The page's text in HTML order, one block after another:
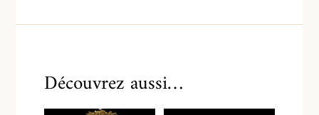
Découvrez aussi…